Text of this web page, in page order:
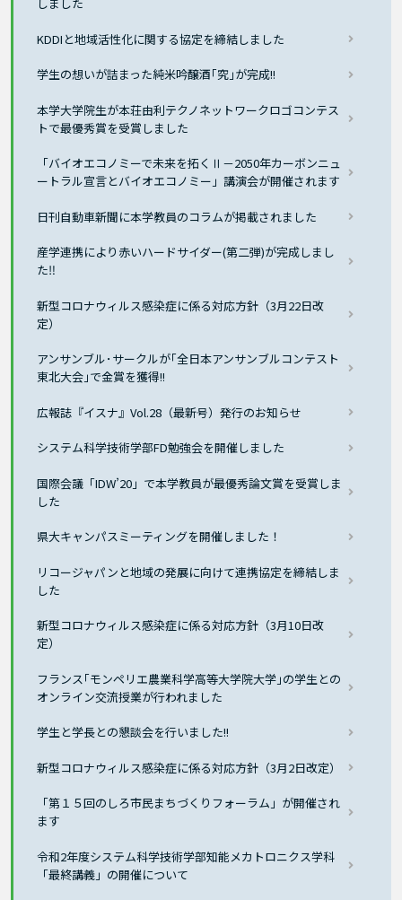
KDDIと地域活性化に関する協定を締結しました
学生の想いが詰まった純米吟醸酒｢究｣が完成!!
本学大学院生が本荘由利テクノネットワークロゴコンテス
トで最優秀賞を受賞しました
「バイオエコノミーで未来を拓くⅡ－2050年カーボンニュ
ートラル宣言とバイオエコノミー」講演会が開催されます
日刊自動車新聞に本学教員のコラムが掲載されました
産学連携により赤いハードサイダー(第二弾)が完成しまし
た‼
新型コロナウィルス感染症に係る対応方針（3月22日改
定）
アンサンブル･サークルが｢全日本アンサンブルコンテスト
東北大会｣で金賞を獲得!!
広報誌『イスナ』Vol.28（最新号）発行のお知らせ
システム科学技術学部FD勉強会を開催しました
国際会議「IDW’20」で本学教員が最優秀論文賞を受賞しま
した
県大キャンパスミーティングを開催しました！
リコージャパンと地域の発展に向けて連携協定を締結しま
した
新型コロナウィルス感染症に係る対応方針（3月10日改
定）
フランス｢モンペリエ農業科学高等大学院大学｣の学生との
オンライン交流授業が行われました
学生と学長との懇談会を行いました!!
新型コロナウィルス感染症に係る対応方針（3月2日改定）
「第１５回のしろ市民まちづくりフォーラム」が開催され
ます
令和2年度システム科学技術学部知能メカトロニクス学科
「最終講義」の開催について